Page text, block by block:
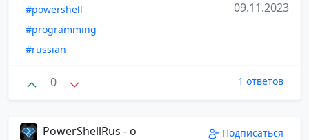
#powershell
#programming
#russian
09.11.2023
0 1 ответов
PowerShellRus - о
Подписаться